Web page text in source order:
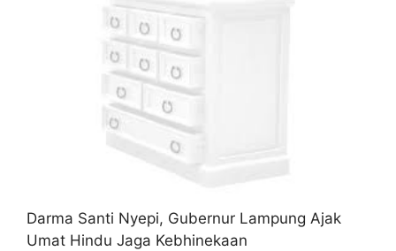
Darma Santi Nyepi, Gubernur Lampung Ajak
Umat Hindu Jaga Kebhinekaan